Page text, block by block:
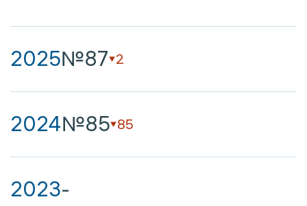
2025№87 2
2024№85 85
2023-